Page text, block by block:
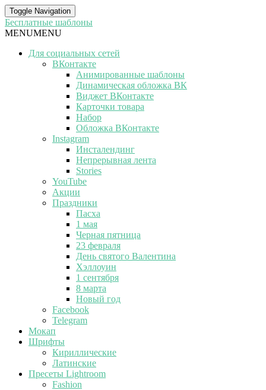
Toggle Navigation
Бесплатные шаблоны
MENUMENU
Для социальных сетей
ВКонтакте
Анимированные шаблоны
Динамическая обложка ВК
Виджет ВКонтакте
Карточки товара
Набор
Обложка ВКонтакте
Instagram
Инсталендинг
Непрерывная лента
Stories
YouTube
Акции
Праздники
Пасха
1 мая
Черная пятница
23 февраля
День святого Валентина
Хэллоуин
1 сентября
8 марта
Новый год
Facebook
Telegram
Мокап
Шрифты
Кириллические
Латинские
Пресеты Lightroom
Fashion